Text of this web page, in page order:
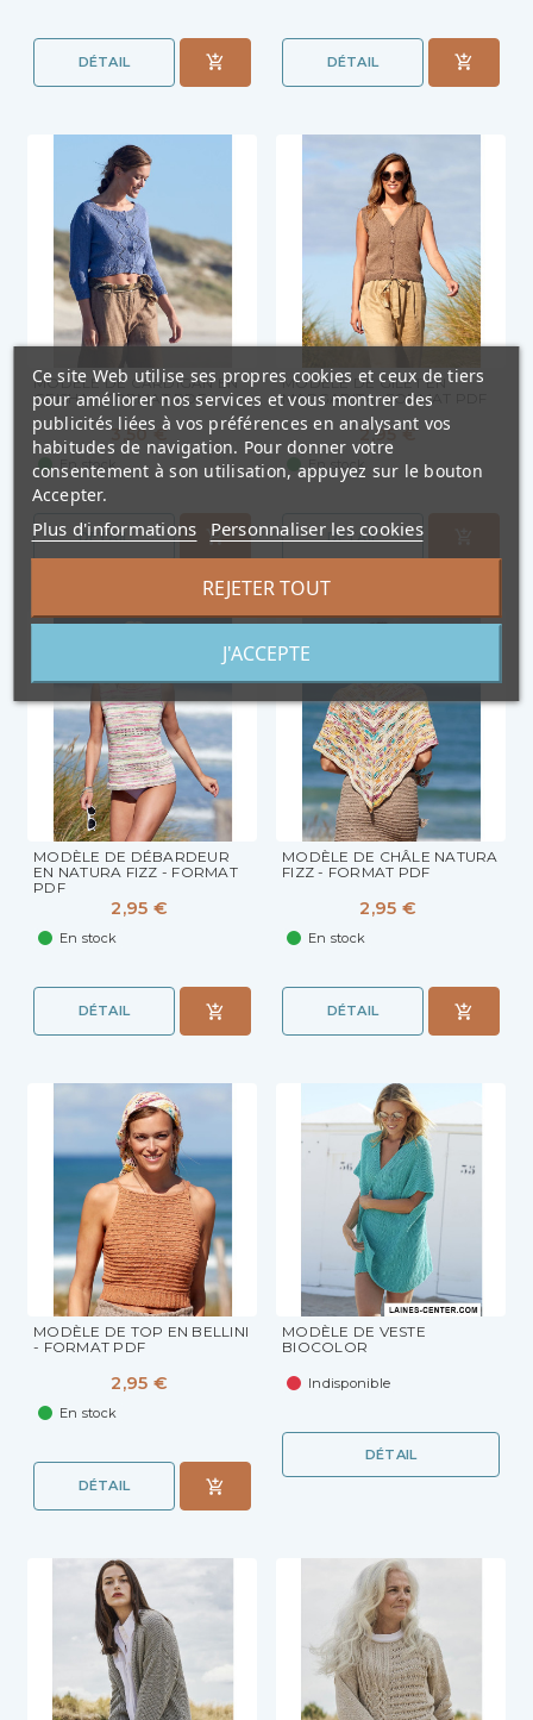
DÉTAIL DÉTAIL
MODÈLE DE CARDIGAN EN
GEISHA - FORMAT PDF
3,50 €
En stock
DÉTAIL
MODÈLE DE GILET EN
MARGARITA- FORMAT PDF
2,95 €
DÉTAIL
MODÈLE DE DÉBARDEUR
EN NATURA FIZZ - FORMAT
PDF
2,95 €
En stock
DÉTAIL
MODÈLE DE CHÂLE NATURA
FIZZ - FORMAT PDF
2,95 €
En stock
DÉTAIL
MODÈLE DE TOP EN BELLINI
- FORMAT PDF
2,95 €
En stock
DÉTAIL
MODÈLE DE VESTE
BIOCOLOR
Indisponible
DÉTAIL
Ce site Web utilise ses propres cookies et ceux de tiers
pour améliorer nos services et vous montrer des
publicités liées à vos préférences en analysant vos
habitudes de navigation. Pour donner votre
consentement à son utilisation, appuyez sur le bouton
Accepter.
Plus d'informations Personnaliser les cookies
REJETER TOUT
J'ACCEPTE